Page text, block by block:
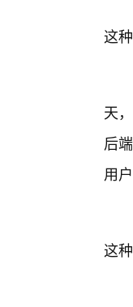
这
天
后
用
这